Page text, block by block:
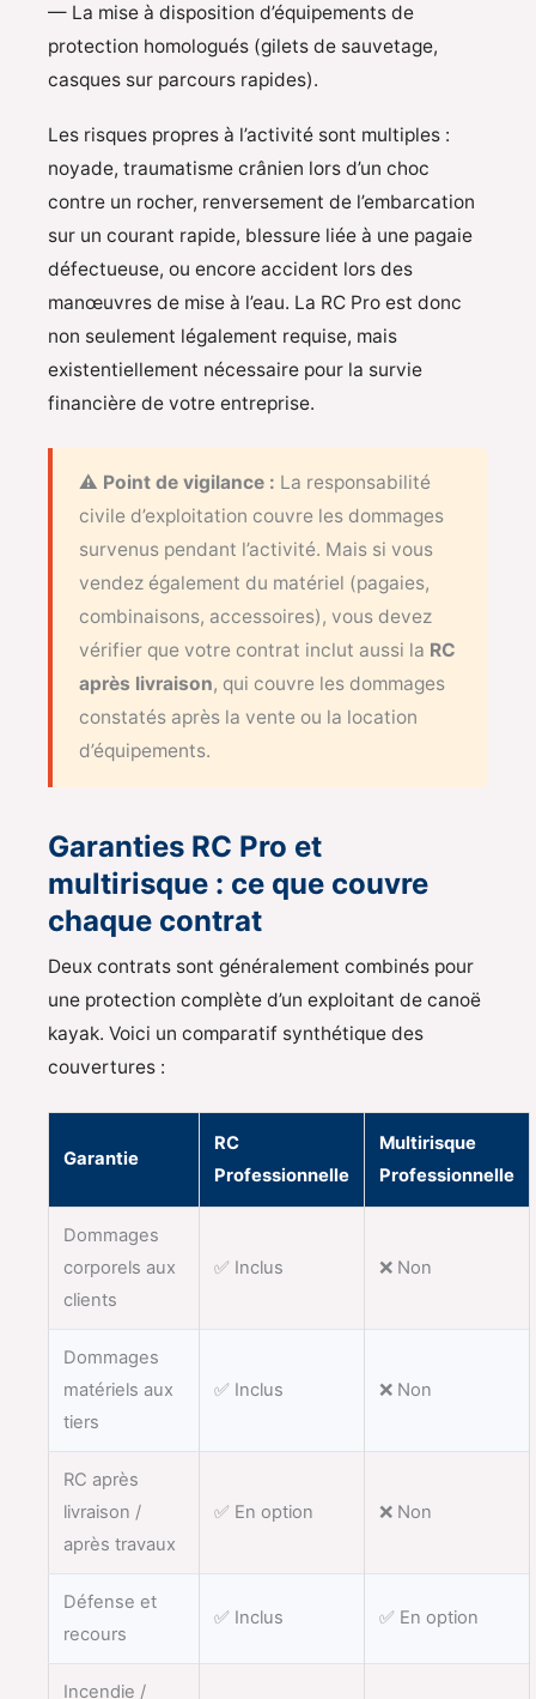
— La mise à disposition d’équipements de
protection homologués (gilets de sauvetage,
casques sur parcours rapides).
Les risques propres à l’activité sont multiples :
noyade, traumatisme crânien lors d’un choc
contre un rocher, renversement de l’embarcation
sur un courant rapide, blessure liée à une pagaie
défectueuse, ou encore accident lors des
manœuvres de mise à l’eau. La RC Pro est donc
non seulement légalement requise, mais
existentiellement nécessaire pour la survie
financière de votre entreprise.
⚠️ Point de vigilance : La responsabilité
civile d’exploitation couvre les dommages
survenus pendant l’activité. Mais si vous
vendez également du matériel (pagaies,
combinaisons, accessoires), vous devez
vérifier que votre contrat inclut aussi la RC
après livraison, qui couvre les dommages
constatés après la vente ou la location
d’équipements.
Garanties RC Pro et
multirisque : ce que couvre
chaque contrat
Deux contrats sont généralement combinés pour
une protection complète d’un exploitant de canoë
kayak. Voici un comparatif synthétique des
couvertures :
Garantie
RC
Professionnelle
Multirisque
Professionnelle
Dommages
corporels aux
clients
✅ Inclus ❌ Non
Dommages
matériels aux
tiers
✅ Inclus ❌ Non
RC après
livraison /
après travaux
✅ En option ❌ Non
Défense et
recours
✅ Inclus ✅ En option
Incendie /